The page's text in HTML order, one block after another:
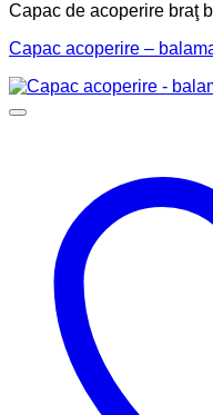
Capac de acoperire braţ
Capac acoperire –